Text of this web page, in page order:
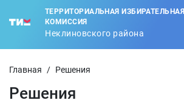
ТЕРРИТОРИАЛЬНАЯ ИЗБИРАТЕЛЬНАЯ
КОМИССИЯ
Неклиновского района
Главная / Решения
Решения